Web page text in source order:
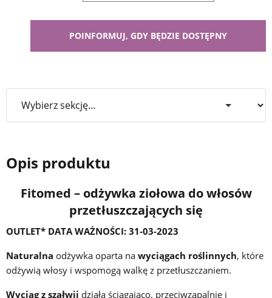
Opis produktu
Fitomed – odżywka ziołowa do włosów
przetłuszczających się
OUTLET* DATA WAŻNOŚCI: 31-03-2023
Naturalna odżywka oparta na wyciągach roślinnych, które
odżywią włosy i wspomogą walkę z przetłuszczaniem.
Wyciąg z szałwii działa ściągająco, przeciwzapalnie i